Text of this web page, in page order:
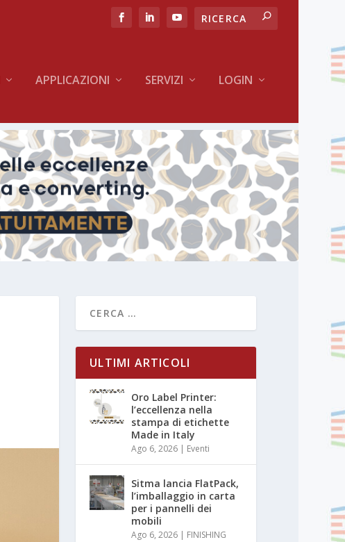
APPLICAZIONI SERVIZI LOGIN
ULTIMI ARTICOLI
Oro Label Printer:
l’eccellenza nella
stampa di etichette
Made in Italy
Ago 6, 2026 | Eventi
Sitma lancia FlatPack,
l’imballaggio in carta
per i pannelli dei
mobili
Ago 6, 2026 | FINISHING